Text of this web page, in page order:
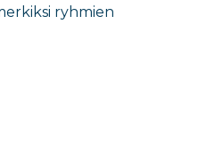
ryhmien